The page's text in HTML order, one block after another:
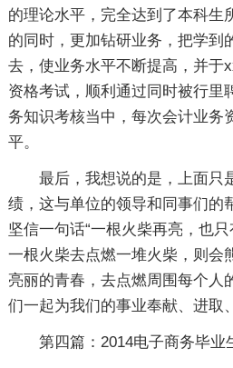
的理论水平，完全达到了本科生
的同时，更加钻研业务，把学到
去，使业务水平不断提高，并于
资格考试，顺利通过同时被行里
务知识考核当中，每次会计业务
平。
最后，我想说的是，上面只
绩，这与单位的领导和同事们的
坚信一句话“一根火柴再亮，也
一根火柴去点燃一堆火柴，则会
亮丽的青春，去点燃周围每个人
们一起为我们的事业奉献、进
第四篇：2014电子商务毕业